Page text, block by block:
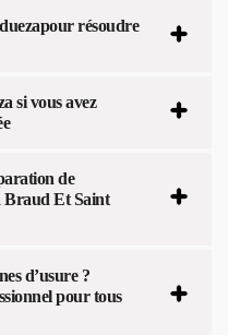
résoudre
si vous avez
de
Braud Et Saint
d’usure ?
pour tous